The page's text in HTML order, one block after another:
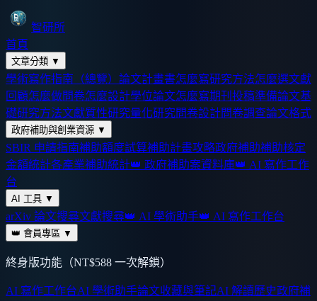
智研所
首頁
文章分類 ▼
學術寫作指南（總覽） 論文計畫書怎麼寫研究方法怎麼選文獻
回顧怎麼做問卷怎麼設計學位論文怎麼寫期刊投稿準備論文基
礎研究方法文獻質性研究量化研究問卷設計問卷調查論文格式
政府補助與創業資源 ▼
SBIR 申請指南補助額度試算補助計畫攻略政府補助補助核定
金額統計各產業補助統計👑 政府補助案資料庫👑 AI 寫作工作
台
AI 工具 ▼
arXiv 論文搜尋文獻搜尋👑 AI 學術助手👑 AI 寫作工作台
👑 會員專區 ▼
終身版功能（NT$588 一次解鎖）
AI 寫作工作台AI 學術助手論文收藏與筆記AI 解讀歷史政府補